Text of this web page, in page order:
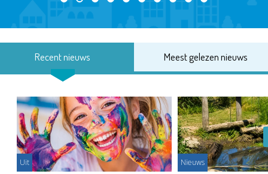
Recent nieuws Meest gelezen nieuws
Uit Nieuws